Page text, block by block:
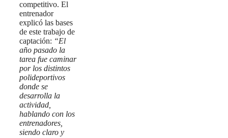
competitivo. El
entrenador
explicó las bases
de este trabajo de
captación: “El
año pasado la
tarea fue caminar
por los distintos
polideportivos
donde se
desarrolla la
actividad,
hablando con los
entrenadores,
siendo claro y